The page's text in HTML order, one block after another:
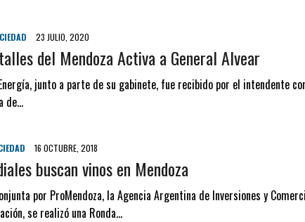
23 JULIO, 2020
del Mendoza Activa a General Alvear
junto a parte de su gabinete, fue recibido por el intendente
de…
16 OCTUBRE, 2018
buscan vinos en Mendoza
por ProMendoza, la Agencia Argentina de Inversiones y
se realizó una Ronda…